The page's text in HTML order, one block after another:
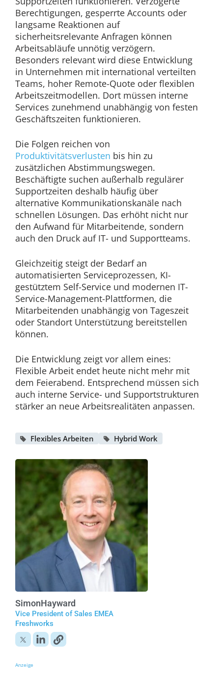
Berechtigungen, gesperrte Accounts oder
langsame Reaktionen auf
sicherheitsrelevante Anfragen können
Arbeitsabläufe unnötig verzögern.
Besonders relevant wird diese Entwicklung
in Unternehmen mit international verteilten
Teams, hoher Remote-Quote oder flexiblen
Arbeitszeitmodellen. Dort müssen interne
Services zunehmend unabhängig von festen
Geschäftszeiten funktionieren.
Die Folgen reichen von
Produktivitätsverlusten bis hin zu
zusätzlichen Abstimmungswegen.
Beschäftigte suchen außerhalb regulärer
Supportzeiten deshalb häufig über
alternative Kommunikationskanäle nach
schnellen Lösungen. Das erhöht nicht nur
den Aufwand für Mitarbeitende, sondern
auch den Druck auf IT- und Supportteams.
Gleichzeitig steigt der Bedarf an
automatisierten Serviceprozessen, KI-
gestütztem Self-Service und modernen IT-
Service-Management-Plattformen, die
Mitarbeitenden unabhängig von Tageszeit
oder Standort Unterstützung bereitstellen
können.
Die Entwicklung zeigt vor allem eines:
Flexible Arbeit endet heute nicht mehr mit
dem Feierabend. Entsprechend müssen sich
auch interne Service- und Supportstrukturen
stärker an neue Arbeitsrealitäten anpassen.
Flexibles Arbeiten Hybrid Work
SimonHayward
Vice President of Sales EMEA
Freshworks
Anzeige